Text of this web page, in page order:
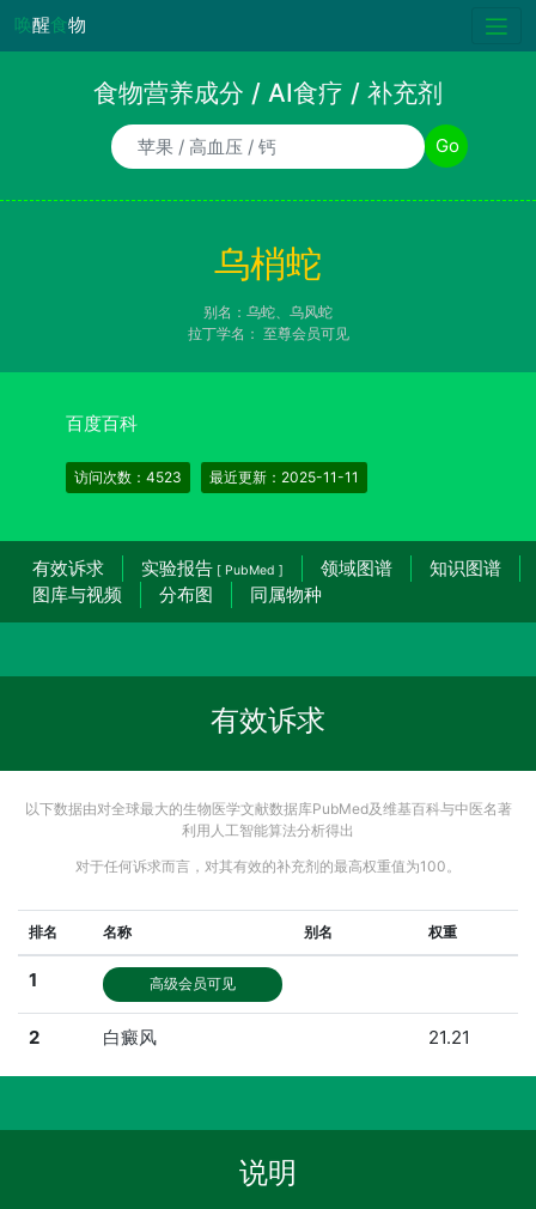
唤醒食物
食物营养成分 / AI食疗 / 补充剂
食物/AI食疗诉求/补充剂名称 Go
乌梢蛇
别名：乌蛇、乌风蛇
拉丁学名： 至尊会员可见
百度百科
访问次数：4523 最近更新：2025-11-11
有效诉求 实验报告 [ PubMed ] 领域图谱
知识图谱
图库与视频
分布图 同属物种
有效诉求
以下数据由对全球最大的生物医学文献数据库PubMed及维基百科与中医名著
利用人工智能算法分析得出
对于任何诉求而言，对其有效的补充剂的最高权重值为100。
排名 名称 别名 权重
1 高级会员可见
2 白癜风 21.21
说明